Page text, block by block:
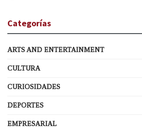
Categorías
ARTS AND ENTERTAINMENT
CULTURA
CURIOSIDADES
DEPORTES
EMPRESARIAL